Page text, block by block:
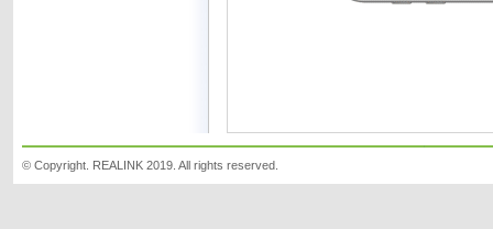
© Copyright. REALINK 2019. All rights reserved.